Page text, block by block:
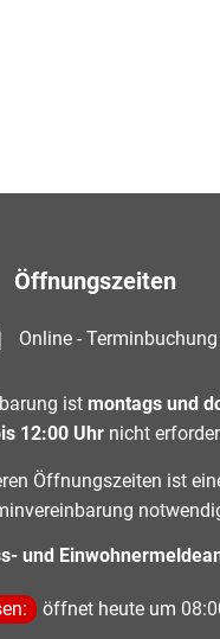
Öffnungszeiten
Online - Terminbuchung
ist montags und
12:00 Uhr nicht
Öffnungszeiten ist
und
weitere Öffnungs- oder
öffnet heute um